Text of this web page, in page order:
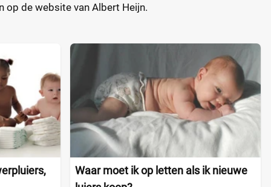
op de website van Albert Heijn.
Waar moet ik op letten als ik nieuwe